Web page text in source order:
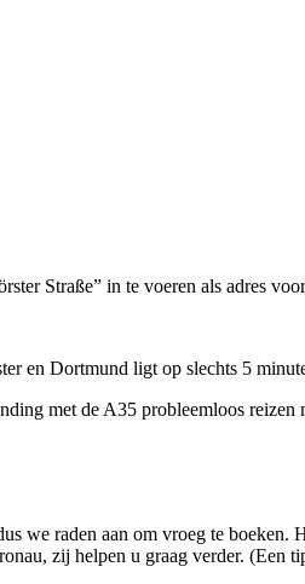
Straße” in te voeren als adres
en Dortmund ligt op slechts 5
met de A35 probleemloos
we raden aan om vroeg te
zij helpen u graag verder. (Een